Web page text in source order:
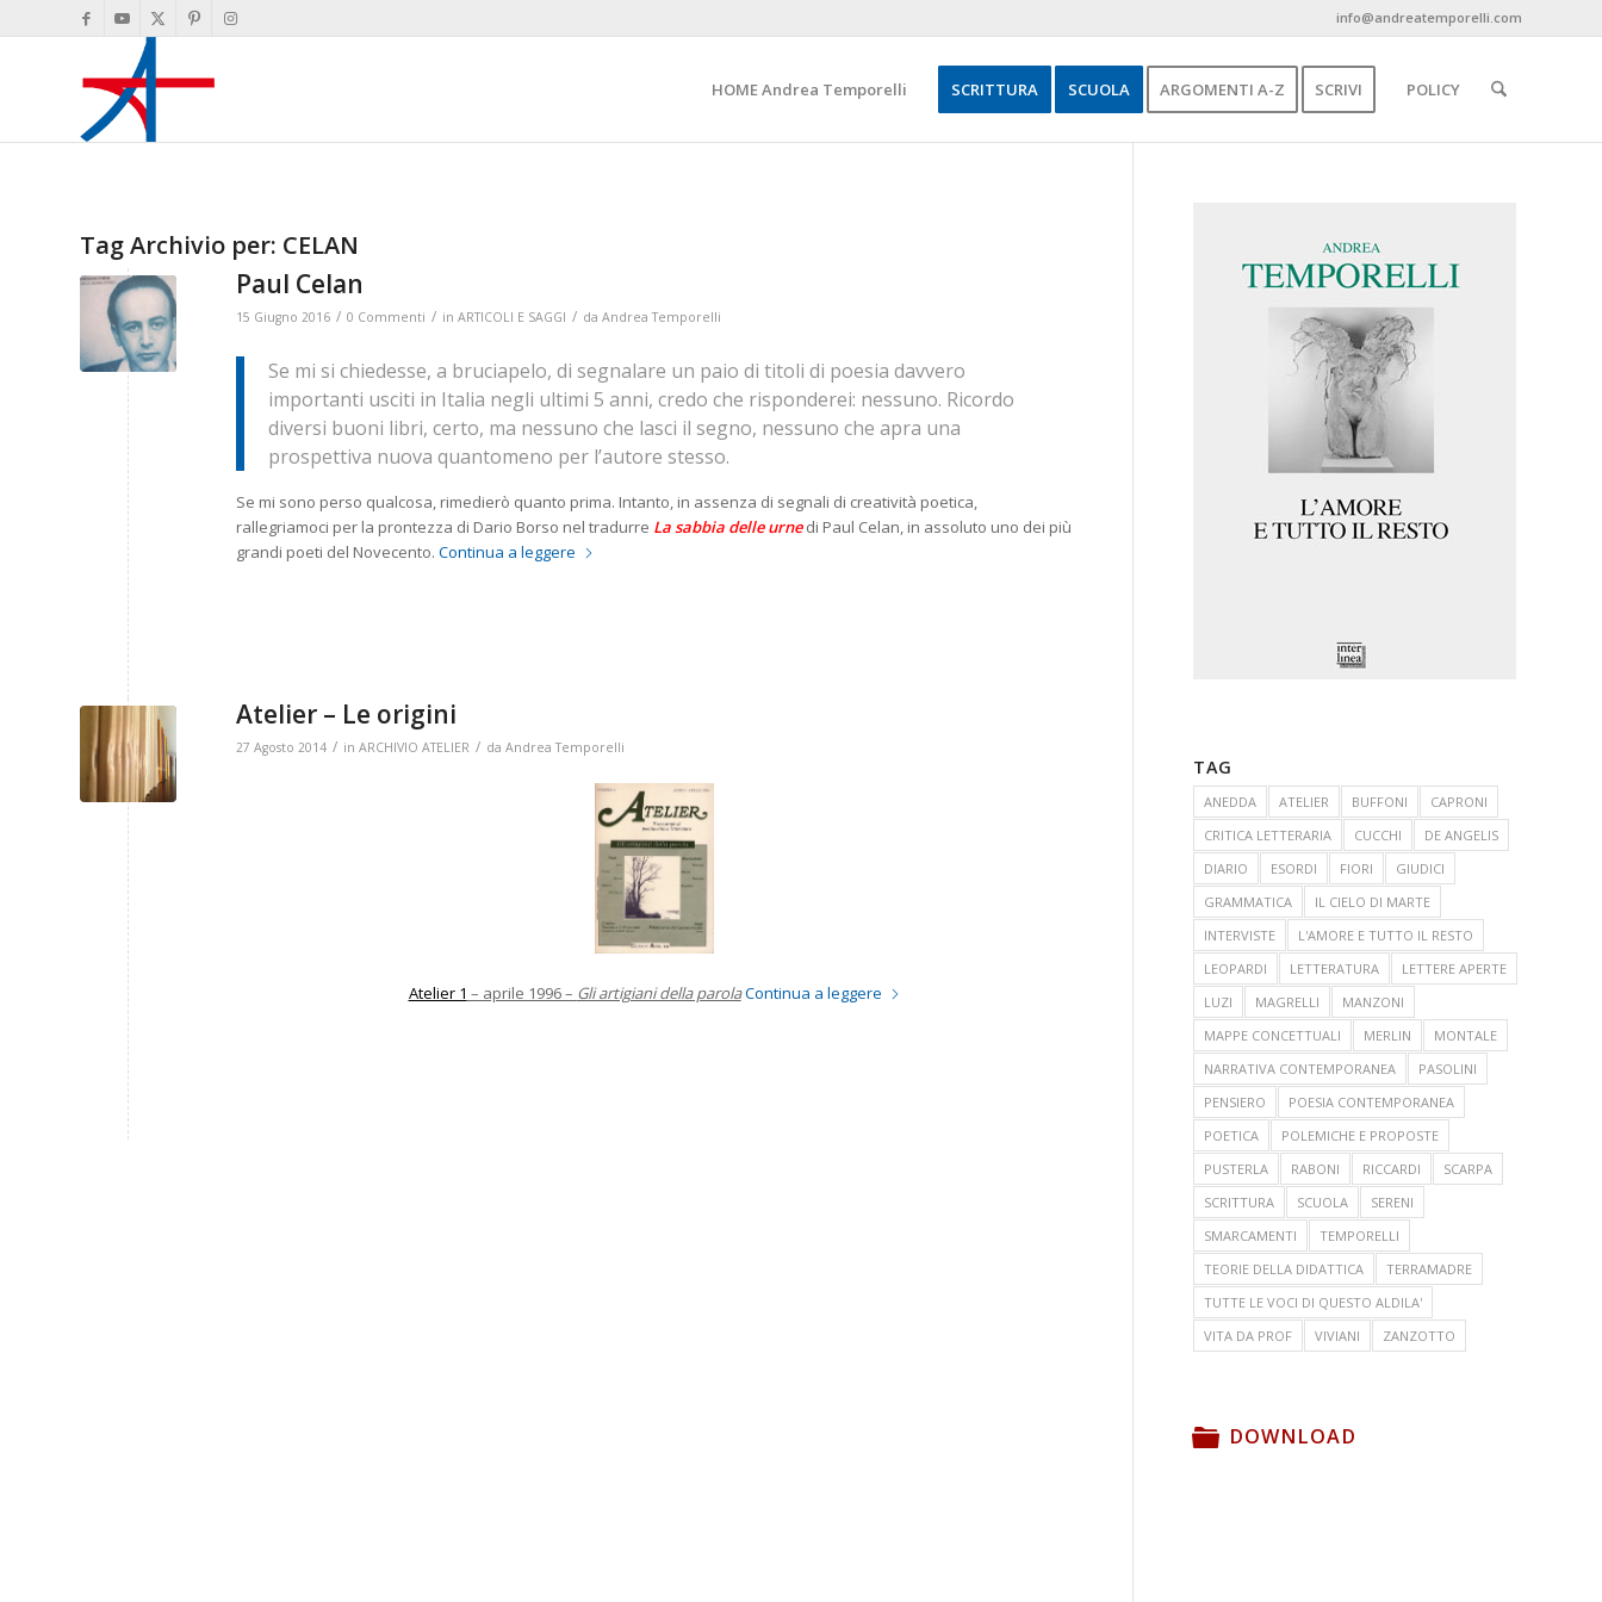
info@andreatemporelli.com
HOME Andrea Temporelli SCRITTURA SCUOLA ARGOMENTI A-Z SCRIVI POLICY
Tag Archivio per: CELAN
Paul Celan
15 Giugno 2016 / 0 Commenti / in ARTICOLI E SAGGI / da Andrea Temporelli
Se mi si chiedesse, a bruciapelo, di segnalare un paio di titoli di poesia davvero
importanti usciti in Italia negli ultimi 5 anni, credo che risponderei: nessuno. Ricordo
diversi buoni libri, certo, ma nessuno che lasci il segno, nessuno che apra una
prospettiva nuova quantomeno per l’autore stesso.
Se mi sono perso qualcosa, rimedierò quanto prima. Intanto, in assenza di segnali di creatività poetica,
rallegriamoci per la prontezza di Dario Borso nel tradurre La sabbia delle urne di Paul Celan, in assoluto uno dei più
grandi poeti del Novecento. Continua a leggere
Atelier – Le origini
27 Agosto 2014 / in ARCHIVIO ATELIER / da Andrea Temporelli
Atelier 1 – aprile 1996 – Gli artigiani della parolaContinua a leggere
TAG
ANEDDA ATELIER BUFFONI
CAPRONI
CRITICA LETTERARIA
CUCCHI
DE ANGELIS
DIARIO
ESORDI FIORI
GIUDICI
GRAMMATICA
IL CIELO DI MARTE
INTERVISTE
L'AMORE E TUTTO IL RESTO
LEOPARDI
LETTERATURA
LETTERE APERTE
LUZI
MAGRELLI
MANZONI
MAPPE CONCETTUALI
MERLIN
MONTALE
NARRATIVA CONTEMPORANEA
PASOLINI
PENSIERO
POESIA CONTEMPORANEA
POETICA
POLEMICHE E PROPOSTE
PUSTERLA
RABONI RICCARDI
SCARPA
SCRITTURA
SCUOLA
SERENI
SMARCAMENTI
TEMPORELLI
TEORIE DELLA DIDATTICA
TERRAMADRE
TUTTE LE VOCI DI QUESTO ALDILA'
VITA DA PROF
VIVIANI ZANZOTTO
DOWNLOAD